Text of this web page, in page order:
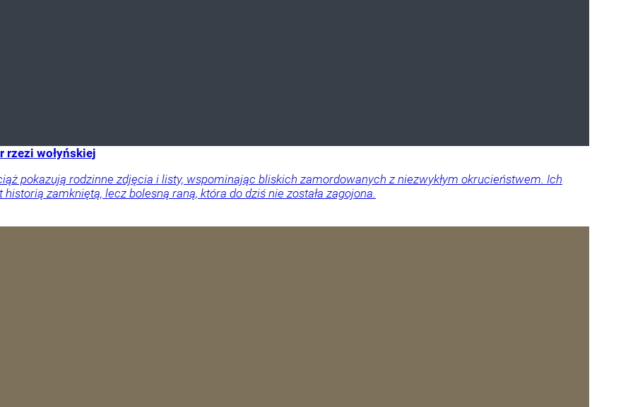
rzezi wołyńskiej
pokazują rodzinne zdjęcia i listy, wspominając bliskich zamordowanych z niezwykłym okrucieństwem. Ich
zamkniętą, lecz bolesną raną, która do dziś nie została zagojona.